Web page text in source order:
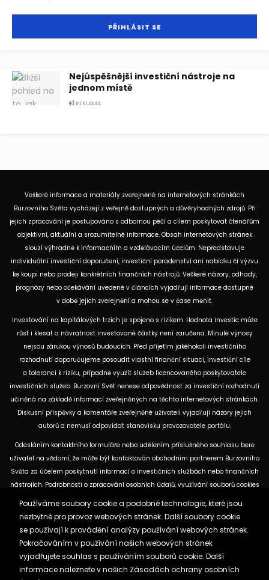
Nejúspěšnější investiční nástroje na
jednom místě
REKLAMA
Veškeré informace a materiály zveřejněné na internetových stránkách
Burzovního Světa vycházejí z veřejně dostupných a důvěryhodných zdrojů. Při
jejich zpracování je postupováno s odbornou péčí a cílem poskytovat čtenářům
objektivní, aktuální a srozumitelné informace. Obsah internetových stránek
slouží výhradně k informačním a vzdělávacím účelům. Nepředstavuje
individuální investiční doporučení, investiční poradenství ani nabídku či výzvu
ke koupi nebo prodeji konkrétních finančních nástrojů. Veškeré názory, odhady,
prognózy nebo očekávání uvedené v článcích vyjadřují informace dostupné
v době jejich zveřejnění a mohou se v čase měnit.
Investování na kapitálových trzích je spojeno s rizikem. Hodnota investic může
růst i klesat a návratnost investované částky není zaručena. Minulé výnosy
nejsou zárukou výnosů budoucích. Před přijetím jakéhokoli investičního
rozhodnutí doporučujeme posoudit vlastní finanční situaci, investiční cíle
a toleranci k riziku, případně využít služeb licencovaného poskytovatele
investičních služeb. Burzovní Svět nenese odpovědnost za investiční rozhodnutí
učiněná na základě informací zveřejněných na těchto internetových stránkách.
Diskusní příspěvky a komentáře zveřejněné uživateli vyjadřují názory jejich
autorů a nemusí odpovídat stanovisku provozovatele portálu.
Odesláním kontaktního formuláře nebo udělením příslušného souhlasu bere
uživatel na vědomí, že může být kontaktován obchodním partnerem Burzovního
Světa za účelem poskytnutí informací o investičních službách nebo finančních
nástrojích. Podrobnosti o zpracování osobních údajů, využívání souborů cookies
dostupných na těchto internetových stránkách. U jednotlivých článků mohou
být uvedeny informace o použitých zdrojích, datu původní analýzy nebo datu,
ke kterému se vztahují uvedené tržní údaje.
Zásady ochrany osobních údajů a cookies
Používáme soubory cookie a podobné technologie, které jsou
nezbytné pro provoz webových stránek. Další soubory cookie
se používají k provádění analýzy používání webových stránek.
Pokračováním v používání našich webových stránek
vyjadřujete souhlas s používáním souborů cookie. Další
informace naleznete v našich Zásadách ochrany osobních